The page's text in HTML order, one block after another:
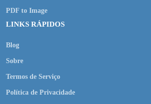
PDF to Image
LINKS RÁPIDOS
Blog
Sobre
Termos de Serviço
Política de Privacidade